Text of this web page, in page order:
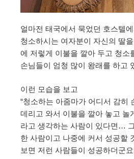
얼마전 태국에서 묵었던 호스텔
청소하시는 여자분이 자신의 딸
에 저렇게 이불을 깔아 두고 청소
손님들이 엄청 많이 왕래를 하고
이런 모습을 보고
“청소하는 아줌마가 어디서 감히
데리고 와서 이불을 깔아 놓고 놀
라고 생각하는 사람이 있다면…
한 사람이고 나중에 커서 성공할
보면 저런 사람들이 성공하더군